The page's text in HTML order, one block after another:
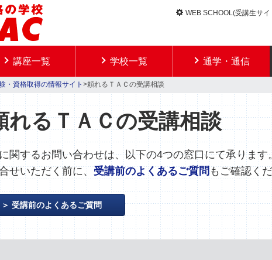
WEB SCHOOL(受講生サイ
講座一覧 学校一覧 通学・通信
・資格取得の情報サイト >頼れるＴＡＣの受講相談
れるＴＡＣの受講相談
関するお問い合わせは、以下の4つの窓口にて承ります
せいただく前に、 受講前のよくあるご質問もご確認くだ
受講前のよくあるご質問